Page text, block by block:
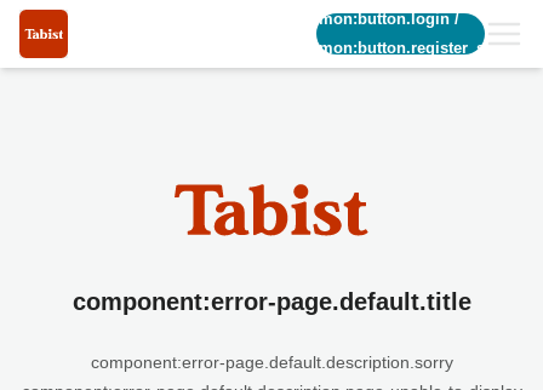
common:button.login/
common:button.register_short
component:error-page.default.title
component:error-page.default.description.sorry